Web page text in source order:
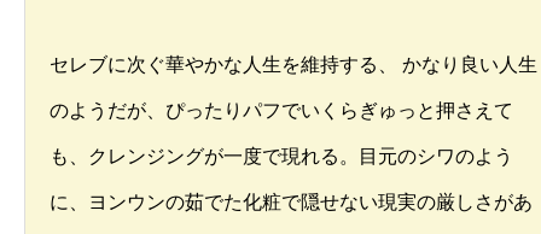
セレブに次ぐ華やかな人生を維持する、 かなり良い人生
のようだが、ぴったりパフでいくらぎゅっと押さえて
も、クレンジングが一度で現れる。目元のシワのよう
に、ヨンウンの茹でた化粧で隠せない現実の厳しさがあ